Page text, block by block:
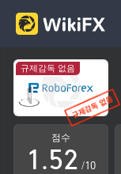
규제감독 없음
점수
0
1.
1
2
3
4
5
0
1
2 /10